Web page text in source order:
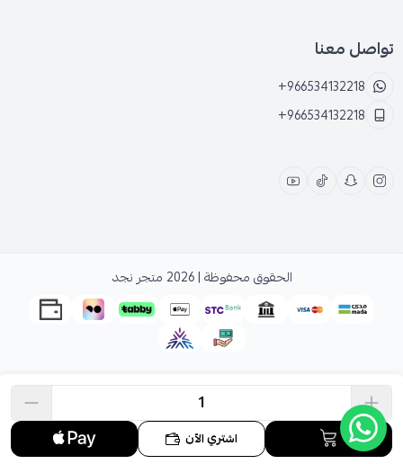
اشتري الآن
تواصل معنا
+966534132218
+966534132218
الحقوق محفوظة | 2026 متجر نجد